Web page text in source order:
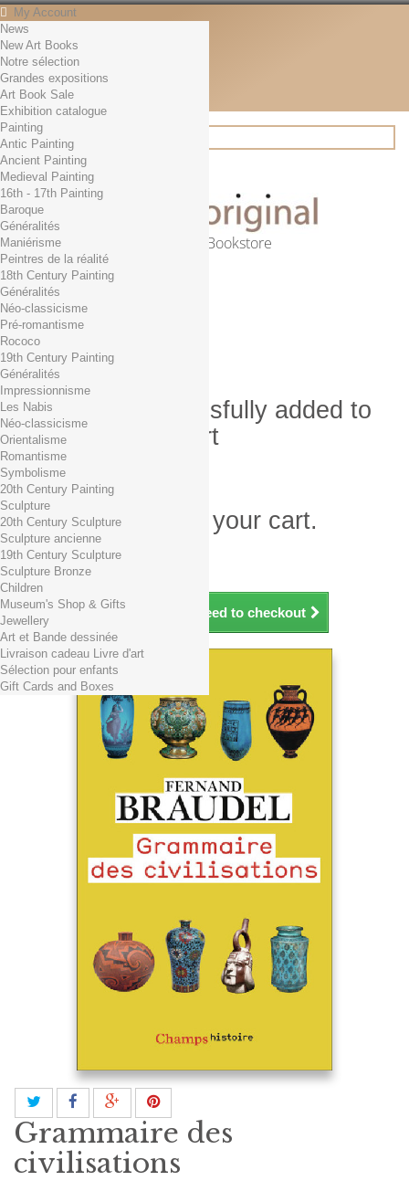
My Account
Contact
English
English
Français
News
Search
Online Art Bookstore
Cart (empty)
No products
Free shipping!
0,00 € Total
Check out
Product successfully added to
your shopping cart
Quantity
Total
There is 1 item in your cart.
Total products (tax incl.)
Total shipping TTC
Total (tax incl.)
Continue shopping Proceed to checkout
News
New Art Books
Notre sélection
Grandes expositions
Art Book Sale
Exhibition catalogue
Painting
Antic Painting
Ancient Painting
Medieval Painting
16th - 17th Painting
Baroque
Généralités
Maniérisme
Peintres de la réalité
18th Century Painting
Généralités
Néo-classicisme
Pré-romantisme
Rococo
19th Century Painting
Généralités
Impressionnisme
Les Nabis
Néo-classicisme
Orientalisme
Romantisme
Symbolisme
20th Century Painting
Sculpture
20th Century Sculpture
Sculpture ancienne
19th Century Sculpture
Sculpture Bronze
Children
Museum's Shop & Gifts
Jewellery
Art et Bande dessinée
Livraison cadeau Livre d'art
Sélection pour enfants
Gift Cards and Boxes
Grammaire des
civilisations